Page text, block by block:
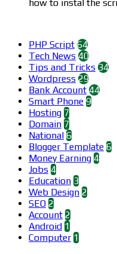
how to instal the
PHP Script 64
Tech News 40
Tips and Tricks 34
Wordpress 29
Bank Account 44
Smart Phone 9
Hosting 7
Domain 7
National 6
Blogger Template 6
Money Earning 4
Jobs 4
Education 3
Web Design 2
SEO 2
Account 2
Android 1
Computer 1